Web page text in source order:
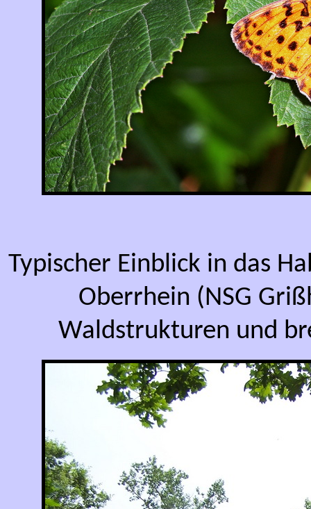
Typischer Einblick in das
Oberrhein (NSG
Waldstrukturen und